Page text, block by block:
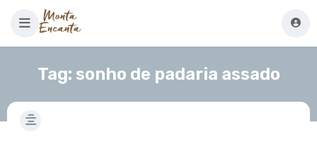
Tag: sonho de padaria assado